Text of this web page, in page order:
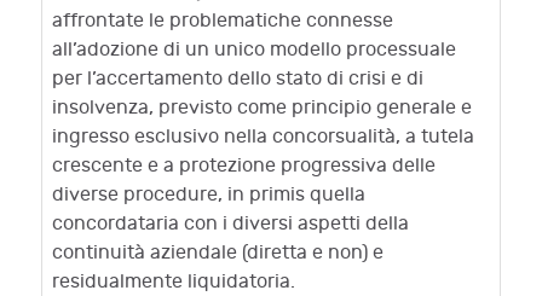
affrontate le problematiche connesse
all’adozione di un unico modello processuale
per l’accertamento dello stato di crisi e di
insolvenza, previsto come principio generale e
ingresso esclusivo nella concorsualità, a tutela
crescente e a protezione progressiva delle
diverse procedure, in primis quella
concordataria con i diversi aspetti della
continuità aziendale (diretta e non) e
residualmente liquidatoria.